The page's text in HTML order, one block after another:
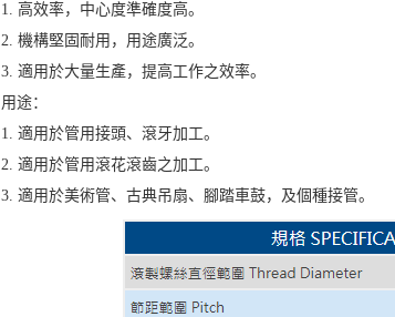
1. 高效率，中心度準確度高。
2. 機構堅固耐用，用途廣泛。
3. 適用於大量生產，提高工作之效率。
用途：
1. 適用於管用接頭、滾牙加工。
2. 適用於管用滾花滾齒之加工。
3. 適用於美術管、古典吊扇、腳踏車鼓，及個種接管。